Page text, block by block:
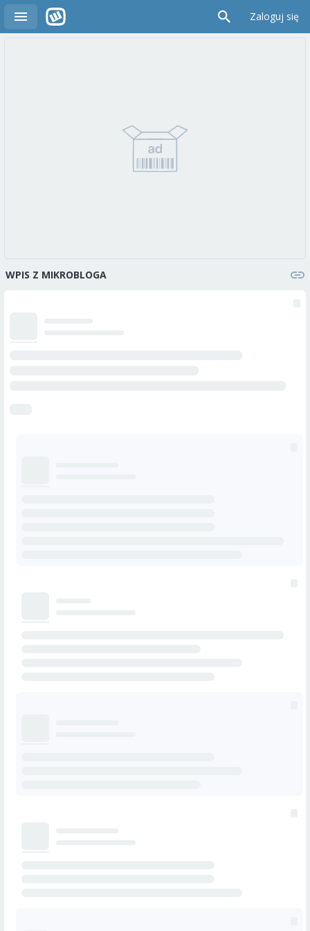
Zaloguj się
WPIS Z MIKROBLOGA